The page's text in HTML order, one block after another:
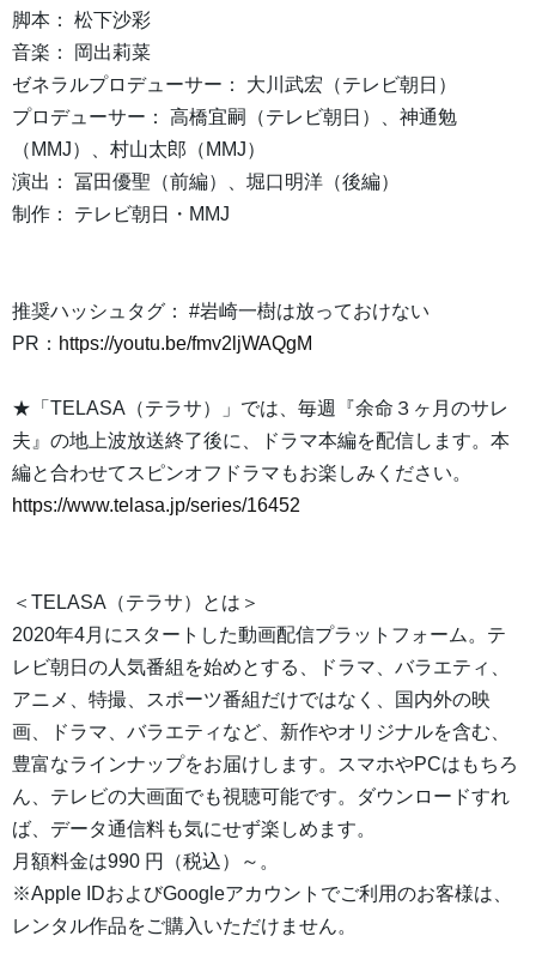
脚本： 松下沙彩
音楽： 岡出莉菜
ゼネラルプロデューサー： 大川武宏（テレビ朝日）
プロデューサー： 高橋宜嗣（テレビ朝日）、神通勉
（MMJ）、村山太郎（MMJ）
演出： 冨田優聖（前編）、堀口明洋（後編）
制作： テレビ朝日・MMJ
推奨ハッシュタグ： #岩崎一樹は放っておけない
PR： https://youtu.be/fmv2ljWAQgM
★「TELASA（テラサ）」では、毎週『余命３ヶ月のサレ
夫』の地上波放送終了後に、ドラマ本編を配信します。本
編と合わせてスピンオフドラマもお楽しみください。
https://www.telasa.jp/series/16452
＜TELASA（テラサ）とは＞
2020年4月にスタートした動画配信プラットフォーム。テ
レビ朝日の人気番組を始めとする、ドラマ、バラエティ、
アニメ、特撮、スポーツ番組だけではなく、国内外の映
画、ドラマ、バラエティなど、新作やオリジナルを含む、
豊富なラインナップをお届けします。スマホやPCはもちろ
ん、テレビの大画面でも視聴可能です。ダウンロードすれ
ば、データ通信料も気にせず楽しめます。
月額料金は990 円（税込）～。
※Apple IDおよびGoogleアカウントでご利用のお客様は、
レンタル作品をご購入いただけません。